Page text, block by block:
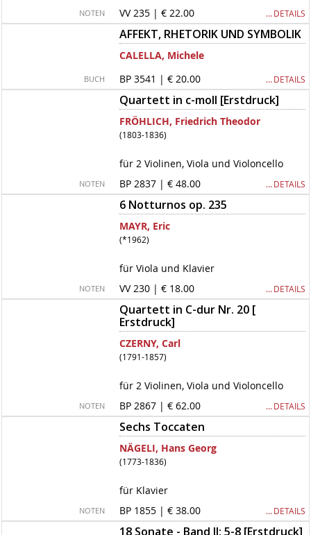
NOTEN VV 235 | € 22.00 … DETAILS
AFFEKT, RHETORIK UND SYMBOLIK
CALELLA, Michele
BUCH BP 3541 | € 20.00 … DETAILS
Quartett in c-moll [Erstdruck]
FRÖHLICH, Friedrich Theodor
(1803-1836)
für 2 Violinen, Viola und Violoncello
NOTEN BP 2837 | € 48.00 … DETAILS
6 Notturnos op. 235
MAYR, Eric
(*1962)
für Viola und Klavier
NOTEN VV 230 | € 18.00 … DETAILS
Quartett in C-dur Nr. 20 [
Erstdruck]
CZERNY, Carl
(1791-1857)
für 2 Violinen, Viola und Violoncello
NOTEN BP 2867 | € 62.00 … DETAILS
Sechs Toccaten
NÄGELI, Hans Georg
(1773-1836)
für Klavier
NOTEN BP 1855 | € 38.00 … DETAILS
18 Sonate - Band II: 5-8 [Erstdruck]